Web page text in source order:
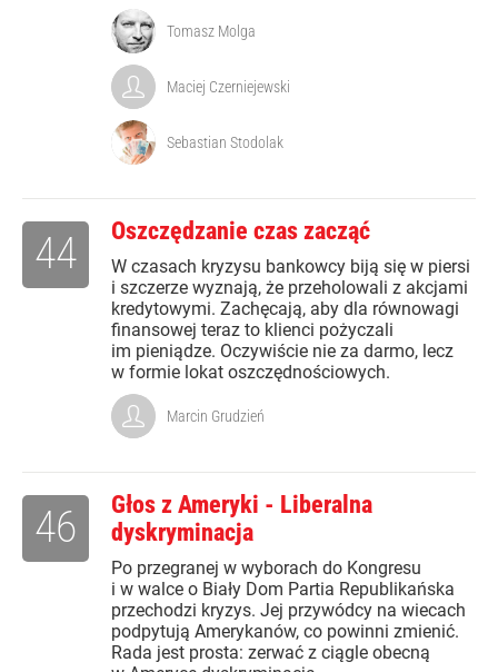
Tomasz Molga
Maciej Czerniejewski
Sebastian Stodolak
Oszczędzanie czas zacząć
W czasach kryzysu bankowcy biją się w piersi
i szczerze wyznają, że przeholowali z akcjami
kredytowymi. Zachęcają, aby dla równowagi
finansowej teraz to klienci pożyczali
im pieniądze. Oczywiście nie za darmo, lecz
w formie lokat oszczędnościowych.
44
Marcin Grudzień
Głos z Ameryki - Liberalna
dyskryminacja
Po przegranej w wyborach do Kongresu
i w walce o Biały Dom Partia Republikańska
przechodzi kryzys. Jej przywódcy na wiecach
podpytują Amerykanów, co powinni zmienić.
Rada jest prosta: zerwać z ciągle obecną
46